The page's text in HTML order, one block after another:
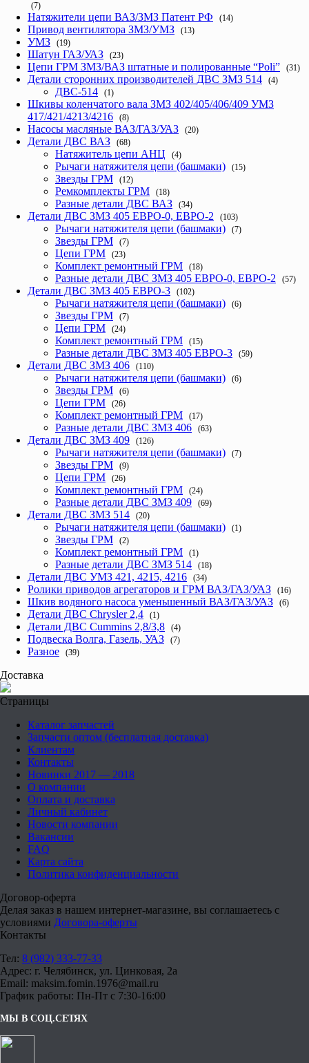
(7)
Натяжители цепи ВАЗ/ЗМЗ Патент РФ (14)
Привод вентилятора ЗМЗ/УМЗ (13)
УМЗ (19)
Шатун ГАЗ/УАЗ (23)
Цепи ГРМ ЗМЗ/ВАЗ штатные и полированные “Poli” (31)
Детали сторонних производителей ДВС ЗМЗ 514 (4)
ДВС-514 (1)
Шкивы коленчатого вала ЗМЗ 402/405/406/409 УМЗ
417/421/4213/4216
(8)
Насосы масляные ВАЗ/ГАЗ/УАЗ (20)
Детали ДВС ВАЗ (68)
Натяжитель цепи АНЦ (4)
Рычаги натяжителя цепи (башмаки) (15)
Звезды ГРМ (12)
Ремкомплекты ГРМ (18)
Разные детали ДВС ВАЗ (34)
Детали ДВС ЗМЗ 405 ЕВРО-0, ЕВРО-2 (103)
Рычаги натяжителя цепи (башмаки) (7)
Звезды ГРМ (7)
Цепи ГРМ (23)
Комплект ремонтный ГРМ (18)
Разные детали ДВС ЗМЗ 405 ЕВРО-0, ЕВРО-2 (57)
Детали ДВС ЗМЗ 405 ЕВРО-3 (102)
Рычаги натяжителя цепи (башмаки) (6)
Звезды ГРМ (7)
Цепи ГРМ (24)
Комплект ремонтный ГРМ (15)
Разные детали ДВС ЗМЗ 405 ЕВРО-3 (59)
Детали ДВС ЗМЗ 406 (110)
Рычаги натяжителя цепи (башмаки) (6)
Звезды ГРМ (6)
Цепи ГРМ (26)
Комплект ремонтный ГРМ (17)
Разные детали ДВС ЗМЗ 406 (63)
Детали ДВС ЗМЗ 409 (126)
Рычаги натяжителя цепи (башмаки) (7)
Звезды ГРМ (9)
Цепи ГРМ (26)
Комплект ремонтный ГРМ (24)
Разные детали ДВС ЗМЗ 409 (69)
Детали ДВС ЗМЗ 514 (20)
Рычаги натяжителя цепи (башмаки) (1)
Звезды ГРМ (2)
Комплект ремонтный ГРМ (1)
Разные детали ДВС ЗМЗ 514 (18)
Детали ДВС УМЗ 421, 4215, 4216 (34)
Ролики приводов агрегаторов и ГРМ ВАЗ/ГАЗ/УАЗ (16)
Шкив водяного насоса уменьшенный ВАЗ/ГАЗ/УАЗ (6)
Детали ДВС Chrysler 2,4 (1)
Детали ДВС Cummins 2,8/3,8 (4)
Подвеска Волга, Газель, УАЗ (7)
Разное (39)
Доставка
Страницы
Каталог запчастей
Запчасти оптом (бесплатная доставка)
Клиентам
Контакты
Новинки 2017 — 2018
О компании
Оплата и доставка
Личный кабинет
Новости компании
Вакансии
FAQ
Карта сайта
Политика конфиденциальности
Договор-оферта
Делая заказ в нашем интернет-магазине, вы соглашаетесь с
условиями Договора-оферты
Контакты
Тел: 8 (982) 333-77-33
Адрес: г. Челябинск, ул. Цинковая, 2а
Email: maksim.fomin.1976@mail.ru
График работы: Пн-Пт с 7:30-16:00
МЫ В СОЦ.СЕТЯХ